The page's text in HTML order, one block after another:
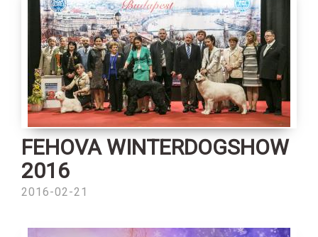
FEHOVA WINTERDOGSHOW
2016
2016-02-21